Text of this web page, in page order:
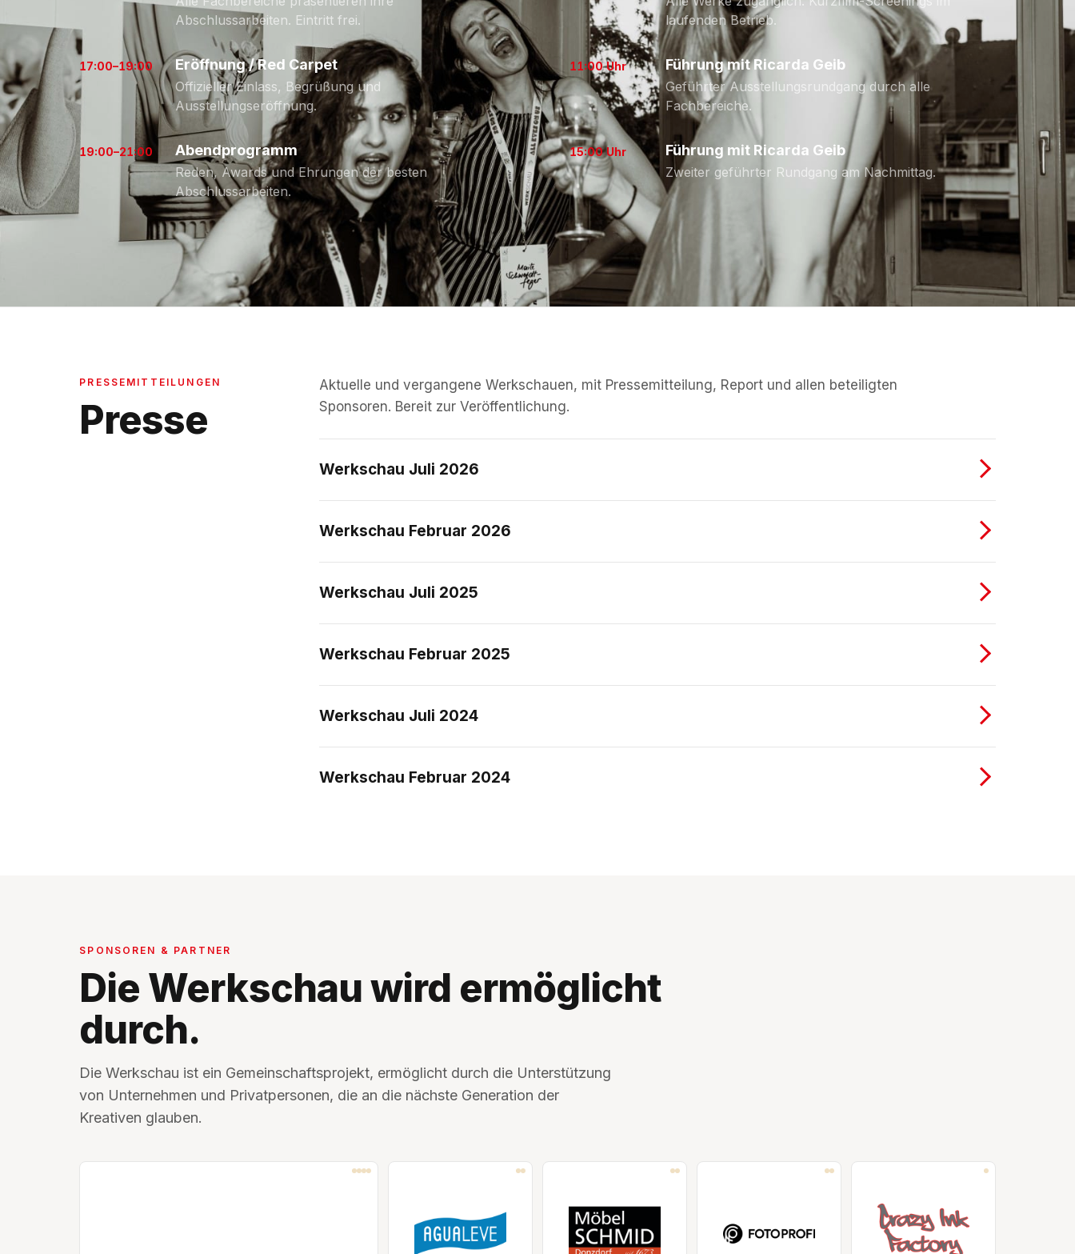
Abschlussarbeiten. Eintritt frei.
17:00–19:00 Eröffnung / Red Carpet
Offizieller Einlass, Begrüßung und
Ausstellungseröffnung.
19:00–21:00 Abendprogramm
Reden, Awards und Ehrungen der besten
Abschlussarbeiten.
laufenden Betrieb.
11:00 Uhr Führung mit Ricarda Geib
Geführter Ausstellungsrundgang durch alle
Fachbereiche.
15:00 Uhr Führung mit Ricarda Geib
Zweiter geführter Rundgang am Nachmittag.
PRESSEMITTEILUNGEN
Presse
Aktuelle und vergangene Werkschauen, mit Pressemitteilung, Report und allen beteiligten
Sponsoren. Bereit zur Veröffentlichung.
Werkschau Juli 2026
Werkschau Februar 2026
Werkschau Juli 2025
Werkschau Februar 2025
Werkschau Juli 2024
Werkschau Februar 2024
SPONSOREN & PARTNER
Die Werkschau wird ermöglicht
durch.
Die Werkschau ist ein Gemeinschaftsprojekt, ermöglicht durch die Unterstützung
von Unternehmen und Privatpersonen, die an die nächste Generation der
Kreativen glauben.